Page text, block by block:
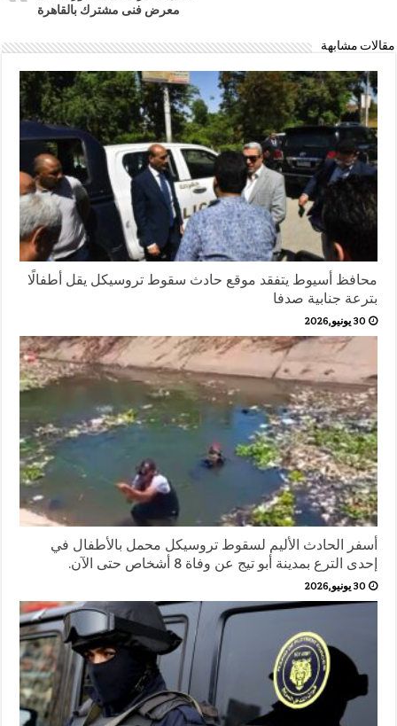
معرض فنى مشترك بالقاهرة
مقالات مشابهة
محافظ أسيوط يتفقد موقع حادث سقوط تروسيكل يقل أطفالًا
بترعة جنابية صدفا
30 يونيو,2026
أسفر الحادث الأليم لسقوط تروسيكل محمل بالأطفال في
إحدى الترع بمدينة أبو تيج عن وفاة 8 أشخاص حتى الآن.
30 يونيو,2026